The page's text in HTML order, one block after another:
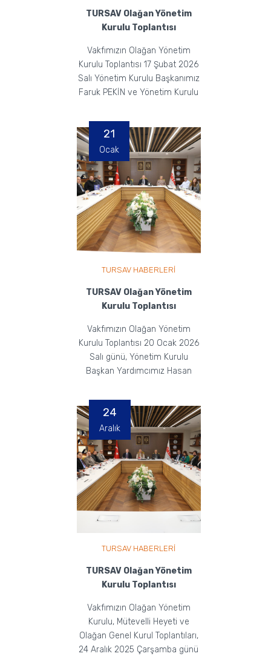
TURSAV Olağan Yönetim
Kurulu Toplantısı
Vakfımızın Olağan Yönetim
Kurulu Toplantısı 17 Şubat 2026
Salı Yönetim Kurulu Başkanımız
Faruk PEKİN ve Yönetim Kurulu
TURSAV HABERLERİ
TURSAV Olağan Yönetim
Kurulu Toplantısı
Vakfımızın Olağan Yönetim
Kurulu Toplantısı 20 Ocak 2026
Salı günü, Yönetim Kurulu
Başkan Yardımcımız Hasan
21
Ocak
TURSAV HABERLERİ
TURSAV Olağan Yönetim
Kurulu Toplantısı
Vakfımızın Olağan Yönetim
Kurulu, Mütevelli Heyeti ve
Olağan Genel Kurul Toplantıları,
24 Aralık 2025 Çarşamba günü
24
Aralık